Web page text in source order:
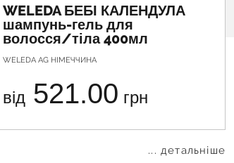
WELEDA БЕБІ КАЛЕНДУЛА
шампунь-гель для
волосся/тіла 400мл
WELEDA AG НІМЕЧЧИНА
від 521.00 грн
... детальніше